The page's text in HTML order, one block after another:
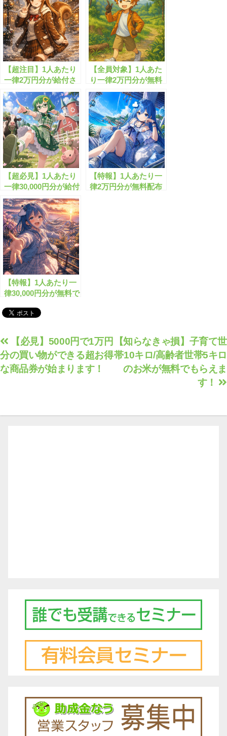
【超注目】1人あたり
一律2万円分が給付さ
れまし!!
【全員対象】1人あた
り一律2万円分が無料
配布されます！
【超必見】1人あたり
一律30,000円分が給付
されます！
【特報】1人あたり一
律2万円分が無料配布
【特報】1人あたり一
律30,000円分が無料で
投
稿
ナ
【知らなきゃ損】子育て世
帯10キロ/高齢者世帯5キロ
のお米が無料でもらえま
す！
【必見】5000円で1万円
分の買い物ができる超お得
な商品券が始まります！